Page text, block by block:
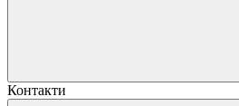
Контакти